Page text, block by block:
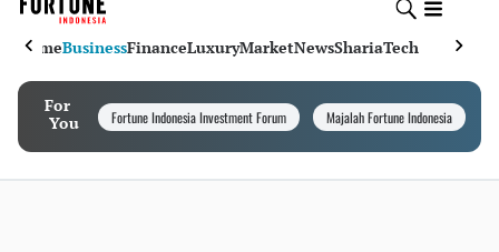
HomeBusinessFinanceLuxuryMarketNewsShariaTech
For
You
Fortune Indonesia Investment Forum Majalah Fortune Indonesia